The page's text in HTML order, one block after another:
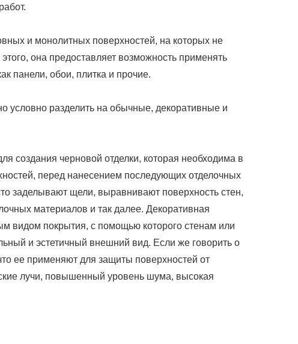
и монолитных поверхностей, на которых не
она предоставляет возможность применять
панели, обои, плитка и прочие.
условно разделить на обычные, декоративные и
создания черновой отделки, которая необходима в
перед нанесением последующих отделочных
заделывают щели, выравнивают поверхность стен,
материалов и так далее. Декоративная
видом покрытия, с помощью которого стенам или
и эстетичный внешний вид. Если же говорить о
ее применяют для защиты поверхностей от
лучи, повышенный уровень шума, высокая